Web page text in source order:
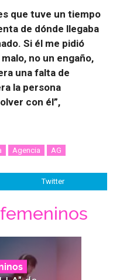
que tuve un tiempo
de dónde llegaba
Si él me pidió
no un engaño,
una falta de
la persona
con él”,
Agencia AG
Twitter